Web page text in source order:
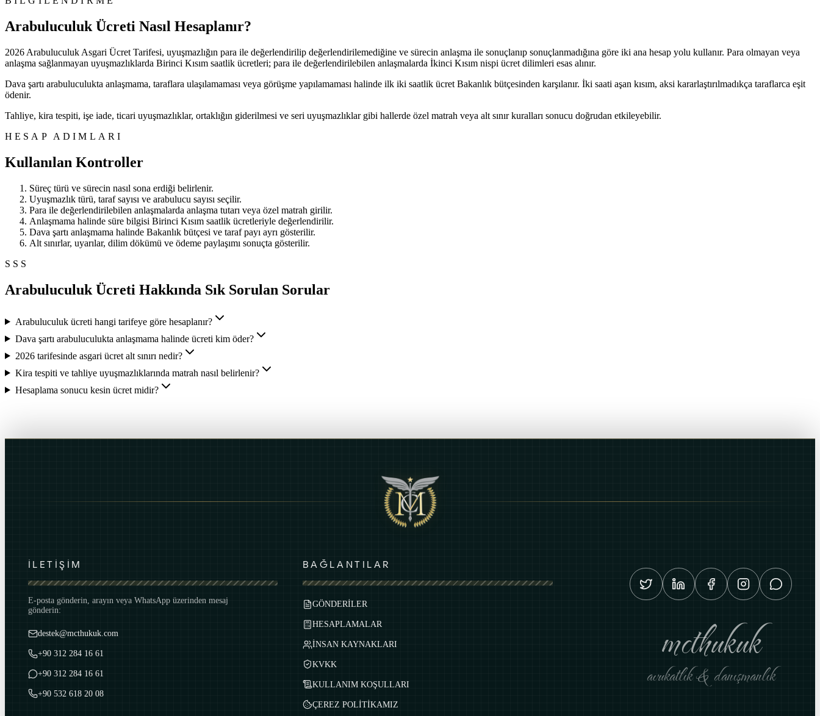
Arabuluculuk Ücreti Nasıl Hesaplanır?
2026 Arabuluculuk Asgari Ücret Tarifesi, uyuşmazlığın para ile değerlendirilip değerlendirilemediğine ve sürecin anlaşma ile sonuçlanıp sonuçlanmadığına göre iki ana hesap yolu kullanır. Para olmayan veya
anlaşma sağlanmayan uyuşmazlıklarda Birinci Kısım saatlik ücretleri; para ile değerlendirilebilen anlaşmalarda İkinci Kısım nispi ücret dilimleri esas alınır.
Dava şartı arabuluculukta anlaşmama, taraflara ulaşılamaması veya görüşme yapılamaması halinde ilk iki saatlik ücret Bakanlık bütçesinden karşılanır. İki saati aşan kısım, aksi kararlaştırılmadıkça taraflarca eşit
ödenir.
Tahliye, kira tespiti, işe iade, ticari uyuşmazlıklar, ortaklığın giderilmesi ve seri uyuşmazlıklar gibi hallerde özel matrah veya alt sınır kuralları sonucu doğrudan etkileyebilir.
HESAP ADIMLARI
Kullanılan Kontroller
Süreç türü ve sürecin nasıl sona erdiği belirlenir.
Uyuşmazlık türü, taraf sayısı ve arabulucu sayısı seçilir.
Para ile değerlendirilebilen anlaşmalarda anlaşma tutarı veya özel matrah girilir.
Anlaşmama halinde süre bilgisi Birinci Kısım saatlik ücretleriyle değerlendirilir.
Dava şartı anlaşmama halinde Bakanlık bütçesi ve taraf payı ayrı gösterilir.
Alt sınırlar, uyarılar, dilim dökümü ve ödeme paylaşımı sonuçta gösterilir.
SSS
Arabuluculuk Ücreti Hakkında Sık Sorulan Sorular
Arabuluculuk ücreti hangi tarifeye göre hesaplanır?
Dava şartı arabuluculukta anlaşmama halinde ücreti kim öder?
2026 tarifesinde asgari ücret alt sınırı nedir?
Kira tespiti ve tahliye uyuşmazlıklarında matrah nasıl belirlenir?
Hesaplama sonucu kesin ücret midir?
İLETİŞİM
E-posta gönderin, arayın veya WhatsApp üzerinden mesaj
gönderin:
destek@mcthukuk.com
+90 312 284 16 61
+90 312 284 16 61
+90 532 618 20 08
BAĞLANTILAR
GÖNDERİLER
HESAPLAMALAR
İNSAN KAYNAKLARI
KVKK
KULLANIM KOŞULLARI
ÇEREZ POLİTİKAMIZ
mcthukuk
avukatlık & danışmanlık